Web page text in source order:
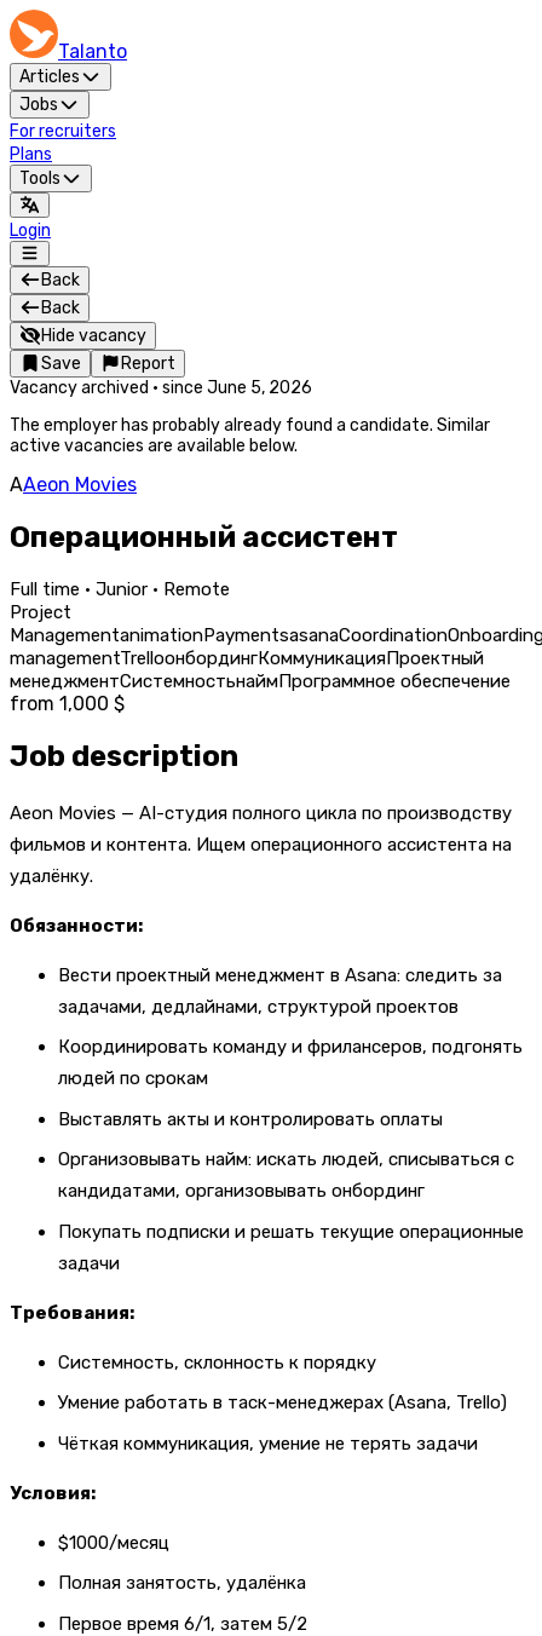
Talanto
Articles
Jobs
For recruiters
Plans
Tools
Login
Back
Back
Hide vacancy
Save
Report
Vacancy archived · since June 5, 2026
The employer has probably already found a candidate. Similar
active vacancies are available below.
AAeon Movies
Операционный ассистент
Full time · Junior · Remote
Project
ManagementanimationPaymentsasanaCoordinationOnboarding
managementTrelloонбордингКоммуникацияПроектный
менеджментСистемностьнаймПрограммное обеспечение
from 1,000 $
Job description
Aeon Movies — AI-студия полного цикла по производству
фильмов и контента. Ищем операционного ассистента на
удалёнку.
Обязанности:
Вести проектный менеджмент в Asana: следить за
задачами, дедлайнами, структурой проектов
Координировать команду и фрилансеров, подгонять
людей по срокам
Выставлять акты и контролировать оплаты
Организовывать найм: искать людей, списываться с
кандидатами, организовывать онбординг
Покупать подписки и решать текущие операционные
задачи
Требования:
Системность, склонность к порядку
Умение работать в таск-менеджерах (Asana, Trello)
Чёткая коммуникация, умение не терять задачи
Условия:
$1000/месяц
Полная занятость, удалёнка
Первое время 6/1, затем 5/2